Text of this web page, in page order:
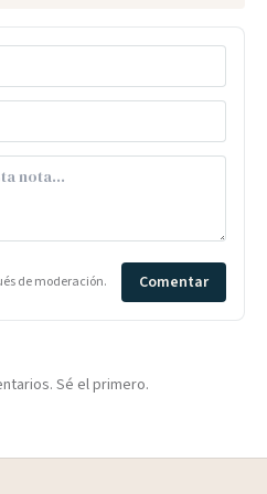
de moderación. Comentar
Sé el primero.